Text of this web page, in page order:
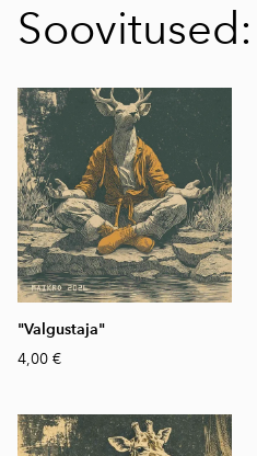
Soovitused:
"Valgustaja"
4,00 €